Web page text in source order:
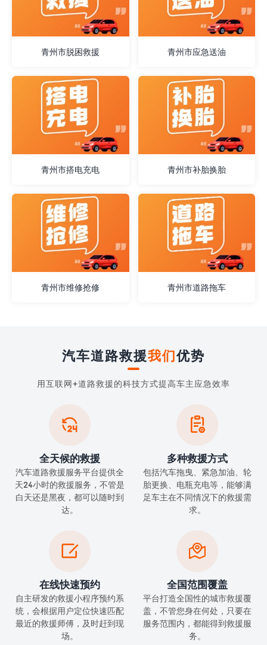
青州市脱困救援 青州市应急送油
青州市搭电充电 青州市补胎换胎
青州市维修抢修 青州市道路拖车
汽车道路救援我们优势
用互联网+道路救援的科技方式提高车主应急效率

全天候的救援
汽车道路救援服务平台提供全
天24小时的救援服务，不管是
白天还是黑夜，都可以随时到
达。

多种救援方式
包括汽车拖曳、紧急加油、轮
胎更换、电瓶充电等，能够满
足车主在不同情况下的救援需
求。

在线快速预约
自主研发的救援小程序预约系
统，会根据用户定位快速匹配
最近的救援师傅，及时赶到现
场。

全国范围覆盖
平台打造全国性的城市救援覆
盖，不管您身在何处，只要在
服务范围内，都能得到救援服
务。